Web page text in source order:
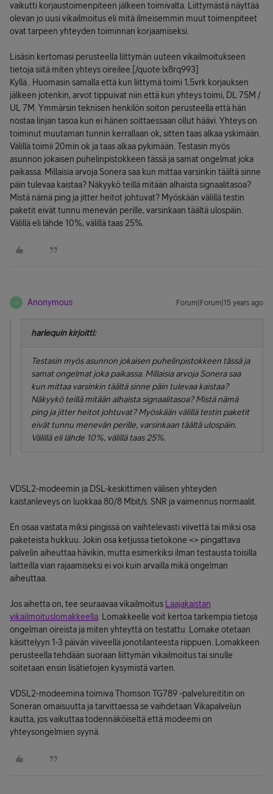
vaikutti korjaustoimenpiteen jälkeen toimivalta. Liittymästä näyttää
olevan jo uusi vikailmoitus eli mitä ilmeisemmin muut toimenpiteet
ovat tarpeen yhteyden toiminnan korjaamiseksi.
Lisäsin kertomasi perusteella liittymän uuteen vikailmoitukseen
tietoja siitä miten yhteys oireilee.[/quote:lx8rq993]
Kyllä.. Huomasin samalla että kun liittymä toimi 1,5vrk korjauksen
jälkeen jotenkin, arvot tippuivat niin että kun yhteys toimi, DL 75M /
UL 7M. Ymmärsin teknisen henkilön soiton perusteella että hän
nostaa linjan tasoa kun ei hänen soittaessaan ollut häävi. Yhteys on
toiminut muutaman tunnin kerrallaan ok, sitten taas alkaa yskimään.
Välillä toimii 20min ok ja taas alkaa pykimään. Testasin myös
asunnon jokaisen puhelinpistokkeen tässä ja samat ongelmat joka
paikassa. Millaisia arvoja Sonera saa kun mittaa varsinkin täältä sinne
päin tulevaa kaistaa? Näkyykö teillä mitään alhaista signaalitasoa?
Mistä nämä ping ja jitter heitot johtuvat? Myöskään välillä testin
paketit eivät tunnu menevän perille, varsinkaan täältä ulospäin.
Välillä eli lähde 10%, välillä taas 25%.
A Anonymous Forum|Forum|15 years ago
harlequin kirjoitti:
Testasin myös asunnon jokaisen puhelinpistokkeen tässä ja
samat ongelmat joka paikassa. Millaisia arvoja Sonera saa
kun mittaa varsinkin täältä sinne päin tulevaa kaistaa?
Näkyykö teillä mitään alhaista signaalitasoa? Mistä nämä
ping ja jitter heitot johtuvat? Myöskään välillä testin paketit
eivät tunnu menevän perille, varsinkaan täältä ulospäin.
Välillä eli lähde 10%, välillä taas 25%.
VDSL2-modeemin ja DSL-keskittimen välisen yhteyden
kaistanleveys on luokkaa 80/8 Mbit/s. SNR ja vaimennus normaalit.
En osaa vastata miksi pingissä on vaihtelevasti viivettä tai miksi osa
paketeista hukkuu. Jokin osa ketjussa tietokone <> pingattava
palvelin aiheuttaa hävikin, mutta esimerkiksi ilman testausta toisilla
laitteilla vian rajaamiseksi ei voi kuin arvailla mikä ongelman
aiheuttaa.
Jos aihetta on, tee seuraavaa vikailmoitus
Laajakaistan
vikailmoituslomakkeella . Lomakkeelle voit kertoa tarkempia tietoja
ongelman oireista ja miten yhteyttä on testattu. Lomake otetaan
käsittelyyn 1-3 päivän viiveellä jonotilanteesta riippuen. Lomakkeen
perusteella tehdään suoraan liittymän vikailmoitus tai sinulle
soitetaan ensin lisätietojen kysymistä varten.
VDSL2-modeemina toimiva Thomson TG789 -palvelureititin on
Soneran omaisuutta ja tarvittaessa se vaihdetaan Vikapalvelun
kautta, jos vaikuttaa todennäköiseltä että modeemi on
yhteysongelmien syynä.